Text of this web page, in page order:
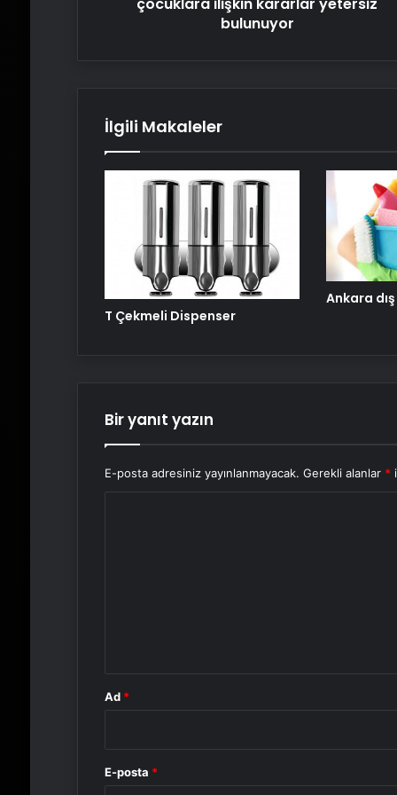
çocuklara ilişkin kararlar yetersiz
bulunuyor
İlgili Makaleler
T Çekmeli Dispenser
Ankara
Bir yanıt yazın
E-posta adresiniz yayınlanmayacak. Gerekli alanlar *
Ad *
E-posta *